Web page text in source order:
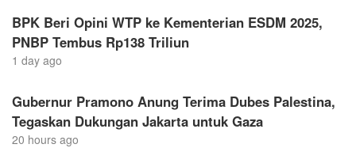
BPK Beri Opini WTP ke Kementerian ESDM 2025,
PNBP Tembus Rp138 Triliun
1 day ago
Gubernur Pramono Anung Terima Dubes Palestina,
Tegaskan Dukungan Jakarta untuk Gaza
20 hours ago